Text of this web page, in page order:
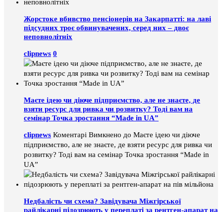
Жорстоке вбивство пенсіонерів на Закарпатті: на лаві
підсудних троє обвинувачених, серед них – двоє
неповнолітніх
clipnews 0
Маєте ідею чи діюче підприємство, але не знаєте, де
взяти ресурс для ривка чи розвитку? Тоді вам на
семінар Точка зростання “Made in UA”
clipnews Коментарі Вимкнено до Маєте ідею чи діюче
підприємство, але не знаєте, де взяти ресурс для ривка чи
розвитку? Тоді вам на семінар Точка зростання “Made in
UA”
Недбалість чи схема? Завідувача Міжгірської
райлікарні підозрюють у переплаті за рентген-апарат на